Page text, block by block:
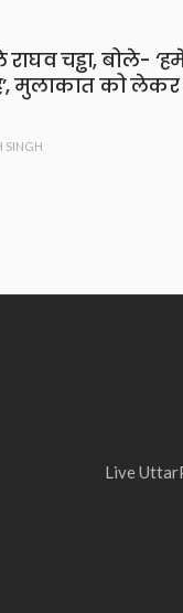
चड्ढा, बोले-
मुलाकात को लेकर
SINGH
Live